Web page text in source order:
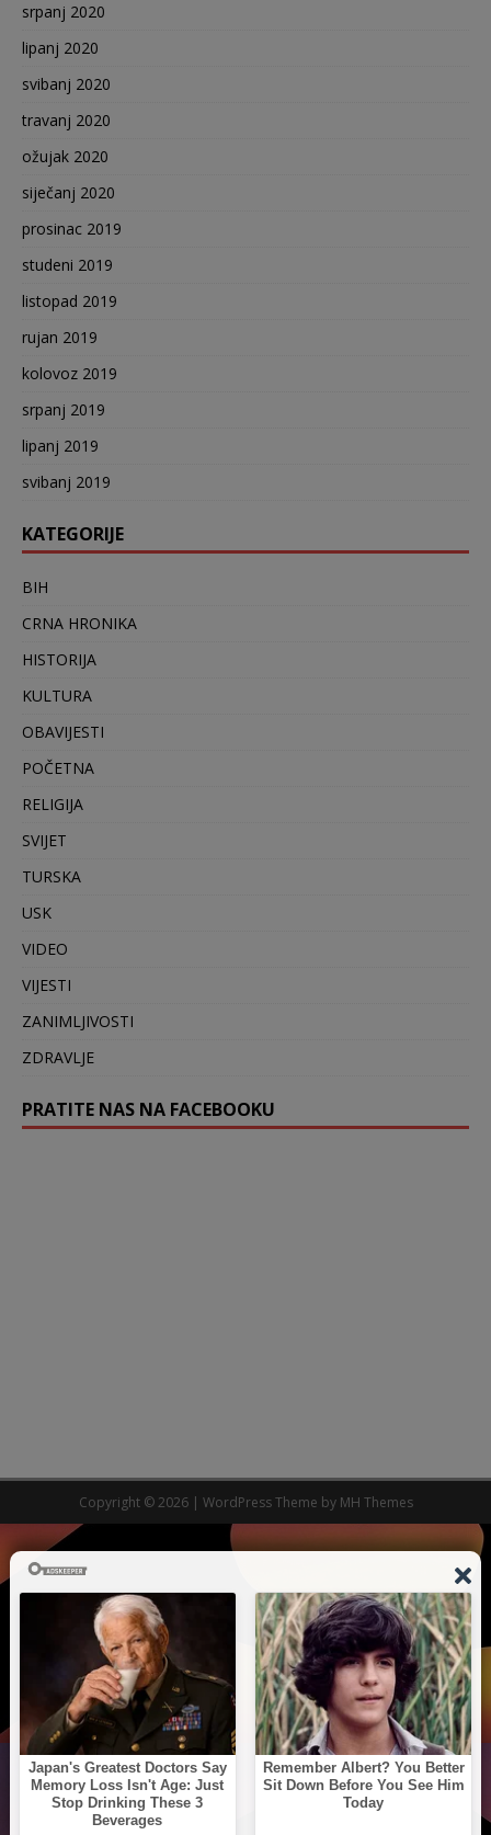
srpanj 2020
lipanj 2020
svibanj 2020
travanj 2020
ožujak 2020
siječanj 2020
prosinac 2019
studeni 2019
listopad 2019
rujan 2019
kolovoz 2019
srpanj 2019
lipanj 2019
svibanj 2019
KATEGORIJE
BIH
CRNA HRONIKA
HISTORIJA
KULTURA
OBAVIJESTI
POČETNA
RELIGIJA
SVIJET
TURSKA
USK
VIDEO
VIJESTI
ZANIMLJIVOSTI
ZDRAVLJE
PRATITE NAS NA FACEBOOKU
Copyright © 2026 | WordPress Theme by MH Themes